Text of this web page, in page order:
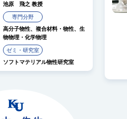
池原 飛之教授
専門分野
高分子物性、複合材料・物性、生
物物理・化学物理
ゼミ・研究室
ソフトマテリアル物性研究室